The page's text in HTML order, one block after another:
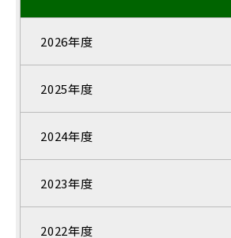
2026年度
2025年度
2024年度
2023年度
2022年度